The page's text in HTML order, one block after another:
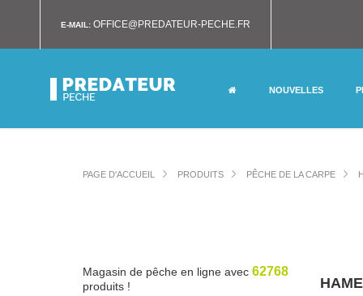
E-MAIL: OFFICE@PREDATEUR-PECHE.FR
NOUVELLES
PAGE D'ACCUEIL PRODUITS PÊCHE DE LA CARPE
Magasin de pêche en ligne avec 62768
produits !